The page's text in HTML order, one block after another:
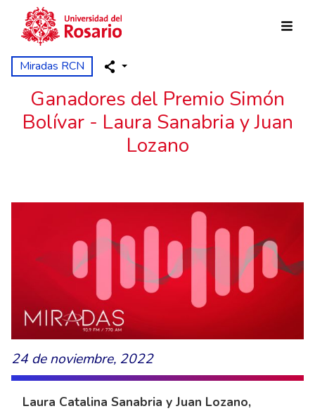
Pasar al contenido principal
Miradas RCN
Ganadores del Premio Simón
Bolívar - Laura Sanabria y Juan
Lozano
24 de noviembre, 2022
Laura Catalina Sanabria y Juan Lozano,